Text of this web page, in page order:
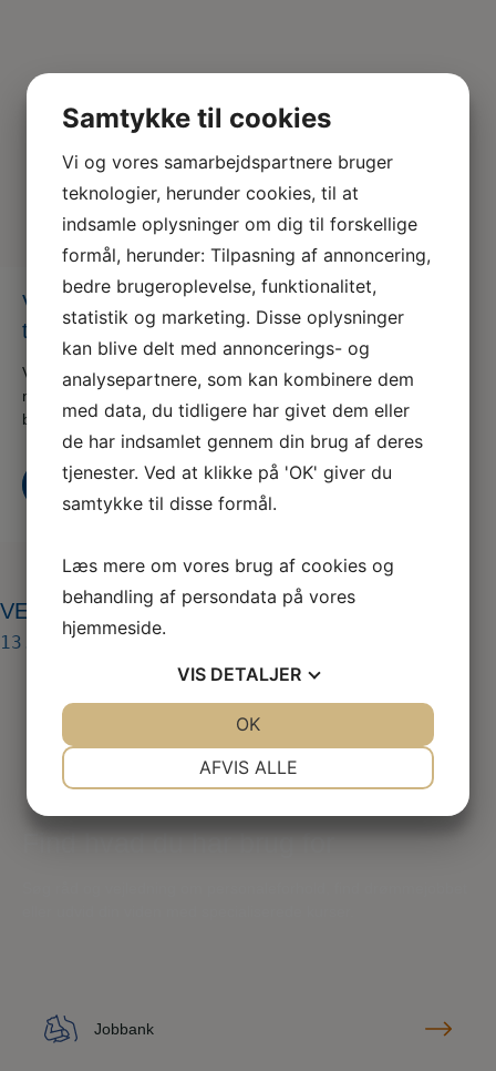
VET-04-Hansenberg-Program-IKKE-
topbillede
Vi er en del af serviceforbundet og er til for at hjælpe dig
når du er i tvivl, skal skal godt videre eller søger nyt,
både som din fagforening og A-kasse
Kontakt os Bliv medlem i dag
VET-04-Hansenberg-Program-IKKE-topbillede
13. dec 2022
Find hvad du har brug for
Jobbank
Samtykke til cookies
Vi og vores samarbejdspartnere bruger
teknologier, herunder cookies, til at
indsamle oplysninger om dig til forskellige
formål, herunder: Tilpasning af annoncering,
bedre brugeroplevelse, funktionalitet,
statistik og marketing. Disse oplysninger
kan blive delt med annoncerings- og
analysepartnere, som kan kombinere dem
med data, du tidligere har givet dem eller
de har indsamlet gennem din brug af deres
tjenester. Ved at klikke på 'OK' giver du
samtykke til disse formål.
Læs mere om vores brug af cookies og
behandling af persondata på vores
hjemmeside.
VIS DETALJER
AFVIS ALLE
OK